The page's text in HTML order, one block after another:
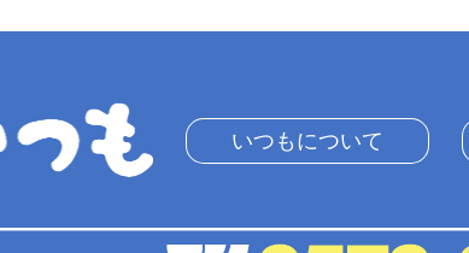
いつもについて